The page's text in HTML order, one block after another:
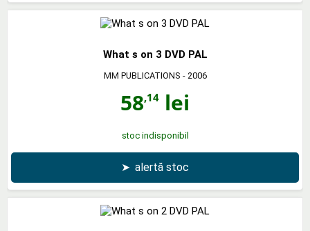
What s on 3 DVD PAL
MM PUBLICATIONS - 2006
58,14 lei
stoc indisponibil
➤ alertă stoc